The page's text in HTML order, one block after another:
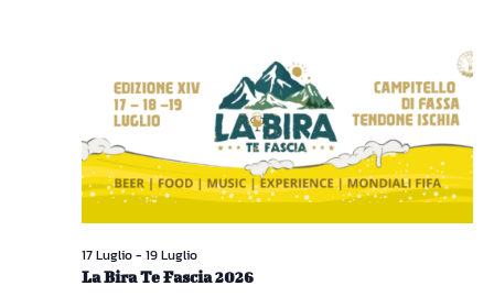
La Bira Te Fascia 2026
17 Luglio- 19 Luglio